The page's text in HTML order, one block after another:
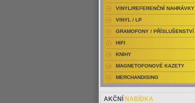
VINYL/REFERENČNÍ NAHRÁVKY
VINYL / LP
GRAMOFONY / PŘÍSLUŠENSTVÍ
HIFI
KNIHY
MAGNETOFONOVÉ KAZETY
MERCHANDISING
AKČNÍ NABÍDKA